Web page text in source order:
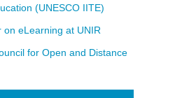
(UNESCO IITE)
on eLearning at UNIR
for Open and Distance